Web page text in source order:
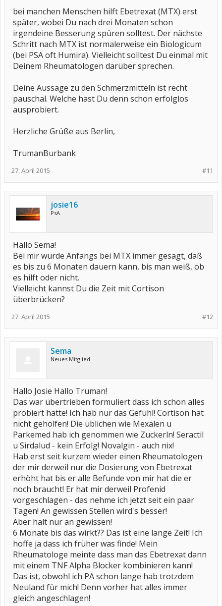
bei manchen Menschen hilft Ebetrexat (MTX) erst
später, wobei Du nach drei Monaten schon
irgendeine Besserung spüren solltest. Der nächste
Schritt nach MTX ist normalerweise ein Biologicum
(bei PSA oft Humira). Vielleicht solltest Du einmal mit
Deinem Rheumatologen darüber sprechen.
Deine Aussage zu den Schmerzmitteln ist recht
pauschal. Welche hast Du denn schon erfolglos
ausprobiert.
Herzliche Grüße aus Berlin,
TrumanBurbank
#11
27. April 2015
josie16
PsA
Hallo Sema!
Bei mir wurde Anfangs bei MTX immer gesagt, daß
es bis zu 6 Monaten dauern kann, bis man weiß, ob
es hilft oder nicht.
Vielleicht kannst Du die Zeit mit Cortison
überbrücken?
#12
27. April 2015
Sema
Neues Mitglied
Hallo Josie Hallo Truman!
Das war übertrieben formuliert dass ich schon alles
probiert hätte! Ich hab nur das Gefühl! Cortison hat
nicht geholfen! Die üblichen wie Mexalen u
Parkemed hab ich genommen wie Zuckerln! Seractil
u Sirdalud - kein Erfolg! Novalgin - auch nix!
Hab erst seit kurzem wieder einen Rheumatologen
der mir derweil nur die Dosierung von Ebetrexat
erhöht hat bis er alle Befunde von mir hat die er
noch braucht! Er hat mir derweil Profenid
vorgeschlagen - das nehme ich jetzt seit ein paar
Tagen! An gewissen Stellen wird's besser!
Aber halt nur an gewissen!
6 Monate bis das wirkt?? Das ist eine lange Zeit! Ich
hoffe ja dass ich früher was finde! Mein
Rheumatologe meinte dass man das Ebetrexat dann
mit einem TNF Alpha Blocker kombinieren kann!
Das ist, obwohl ich PA schon lange hab trotzdem
Neuland für mich! Denn vorher hat alles immer
gleich angeschlagen!